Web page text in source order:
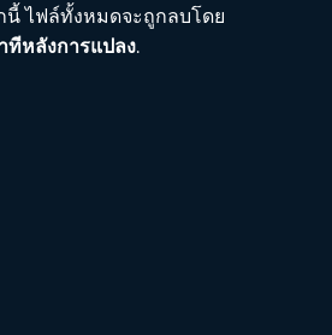
ไฟล์ทั้งหมดจะถูกลบโดย
ทีหลังการแปลง.